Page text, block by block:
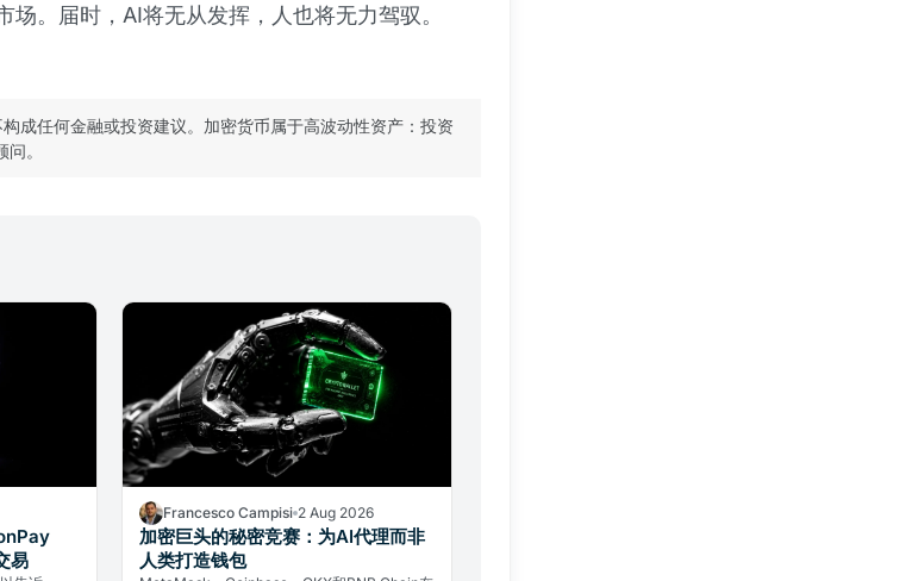
。届时，AI将无从发挥，人也将无力驾驭。
成任何金融或投资建议。加密货币属于高波动性资产：投资
。
易
Francesco Campisi 2 Aug 2026
加密巨头的秘密竞赛：为AI代理而非
人类打造钱包